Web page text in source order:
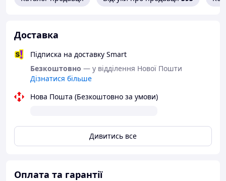
Доставка
Підписка на доставку Smart
Безкоштовно — у відділення Нової Пошти
Дізнатися більше
Нова Пошта (Безкоштовно за умови)
Дивитись все
Оплата та гарантії